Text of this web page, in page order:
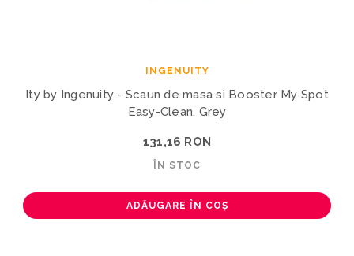
INGENUITY
Ity by Ingenuity - Scaun de masa si Booster My Spot
Easy-Clean, Grey
131,16 RON
ÎN STOC
ADĂUGARE ÎN COȘ